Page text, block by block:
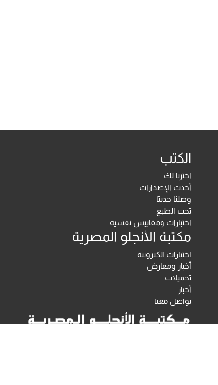
الكتب
اخترنا لك
أحدث الإصدارات
وصلنا حديثا
تحت الطبع
اختبارات ومقاييس نفسية
مكتبة الأنجلو المصرية
اختبارات الكترونية
أخبار ومعارض
تحميلات
أخبار
تواصل معنا